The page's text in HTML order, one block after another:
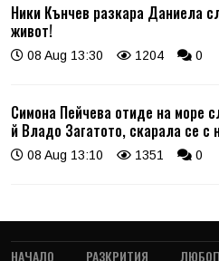
Ники Кънчев разкара Даниела
живот!
08 Aug 13:30 1204 0
Симона Пейчева отиде на море
й Владо Загатото, скарала се с
08 Aug 13:10 1351 0
НАЧАЛО РАЗКРИТИЯ